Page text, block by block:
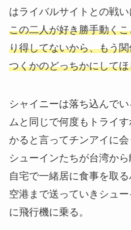
はライバルサイトとの戦い
この二人が好き勝手動く
り得してないから、もう
つくかのどっちかにして
シャイニーは落ち込んで
ムと同じで何度もトライ
かると言ってチンアイに会
シューインたちが台湾か
自宅で一緒居に食事を取
空港まで送っていきシュ
に飛行機に乗る。